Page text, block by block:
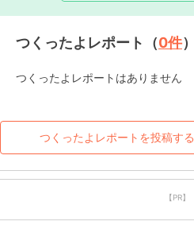
つくったよレポート（0件）
つくったよレポートはありません
つくったよレポートを投稿する
【PR】